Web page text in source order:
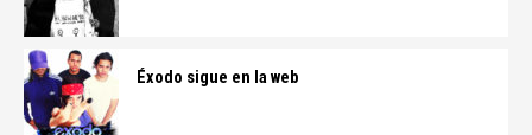
Éxodo sigue en la web